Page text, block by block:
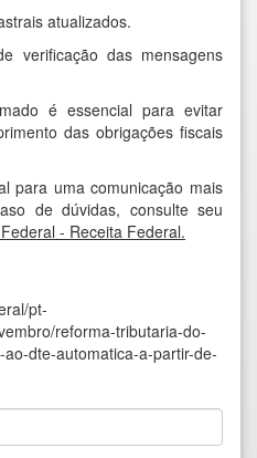
atualizados.
verificação das mensagens
é essencial para evitar
das obrigações fiscais
para uma comunicação mais
de dúvidas, consulte seu
- Receita Federal.
pt-
reforma-tributaria-do-
dte-automatica-a-partir-de-